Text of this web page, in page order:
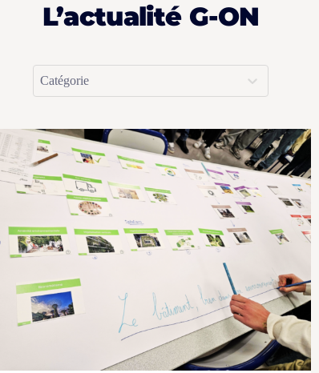
L’actualité G-ON
Actualités > Catégorie